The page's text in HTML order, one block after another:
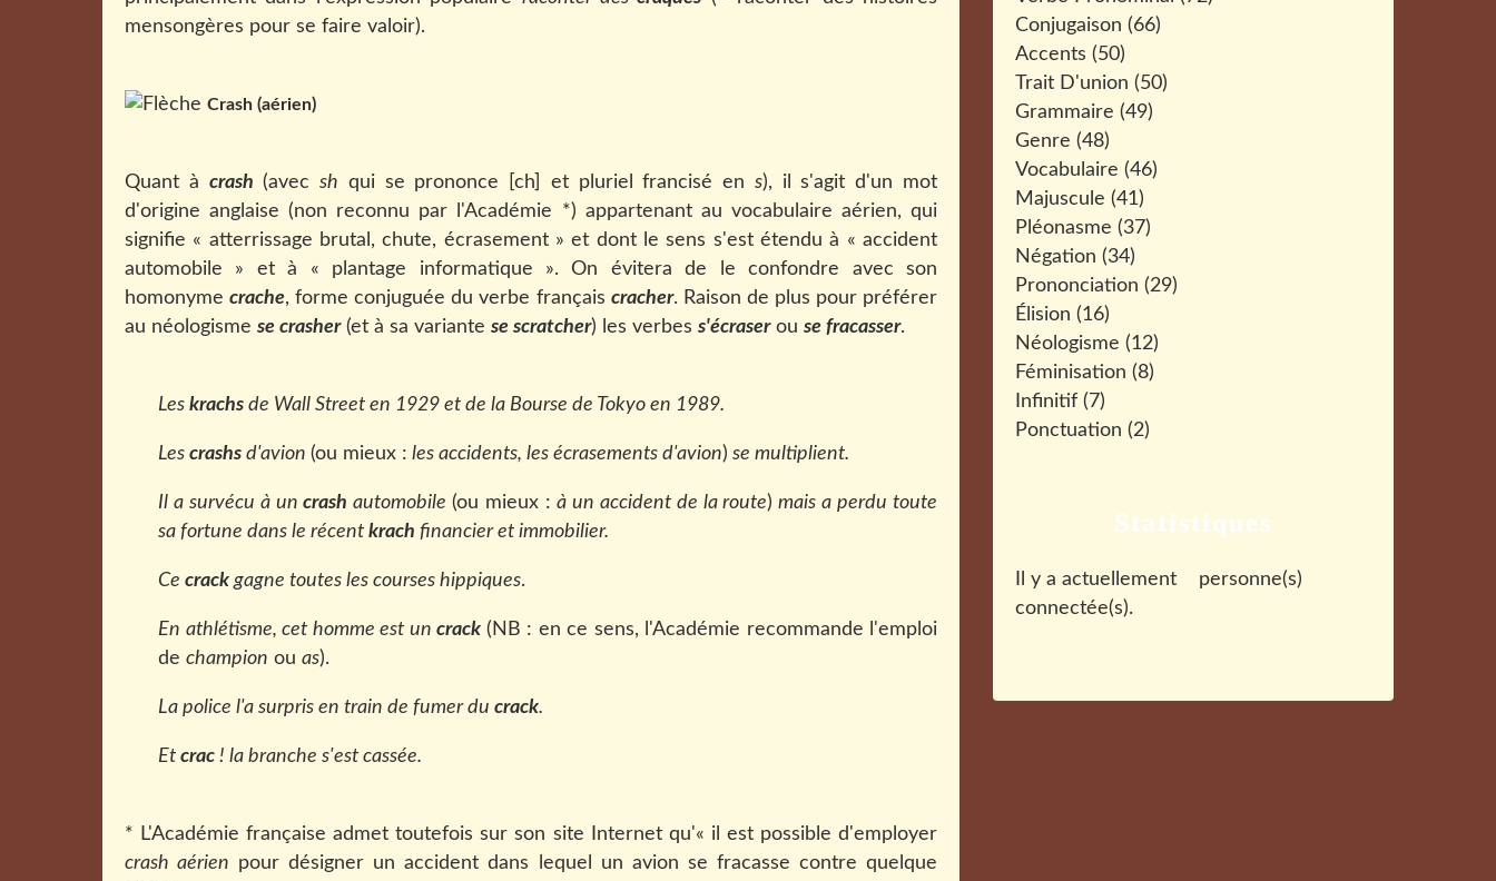
mensongères pour se faire valoir).
Crash (aérien)
Quant à crash (avecsh qui se prononce [ch] et pluriel francisé en s), il s'agit d'un mot
d'origine anglaise (non reconnu par l'Académie *) appartenant au vocabulaire aérien, qui
signifie « atterrissage brutal, chute, écrasement » et dont le sens s'est étendu à « accident
automobile » et à « plantage informatique ». On évitera de le confondre avec son
homonymecrache, forme conjuguée du verbe français cracher. Raison de plus pour préférer
au néologisme se crasher(et à sa variante se scratcher) les verbes s'écraserou se fracasser.
Les krachs de Wall Street en 1929 et de la Bourse de Tokyo en 1989.
Les crashs d'avion (ou mieux : les accidents, les écrasements d'avion) se multiplient.
Il a survécu à uncrash automobile(ou mieux : à un accident de la route) mais a perdu toute
sa fortune dans le récent krach financier et immobilier.
Ce crackgagne toutes les courses hippiques.
En athlétisme, cet homme est un crack (NB : en ce sens, l'Académie recommande l'emploi
de champion ou as).
La police l'a surpris en train de fumer du crack.
Et crac ! la branche s'est cassée.
* L'Académie française admet toutefois sur son site Internet qu'« il est possible d'employer
crash aérien pour désigner un accident dans lequel un avion se fracasse contre quelque
Conjugaison (66)
Accents (50)
Trait D'union (50)
Grammaire (49)
Genre (48)
Vocabulaire (46)
Majuscule (41)
Pléonasme (37)
Négation (34)
Prononciation (29)
Élision (16)
Néologisme (12)
Féminisation (8)
Infinitif (7)
Ponctuation (2)
Statistiques
Il y a actuellement
personne(s)
connectée(s).